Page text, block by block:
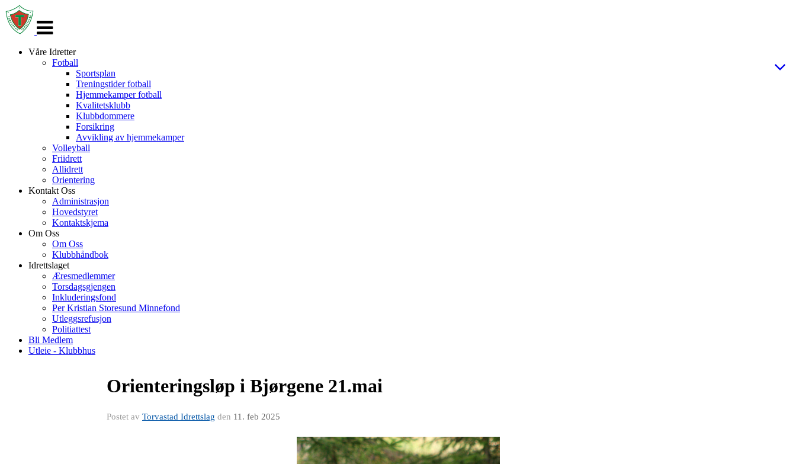
navigasjon
Våre Idretter
Fotball
Sportsplan
Treningstider fotball
Hjemmekamper fotball
Kvalitetsklubb
Klubbdommere
Forsikring
Avvikling av hjemmekamper
Volleyball
Friidrett
Allidrett
Orientering
Kontakt Oss
Administrasjon
Hovedstyret
Kontaktskjema
Om Oss
Om Oss
Klubbhåndbok
Idrettslaget
Æresmedlemmer
Torsdagsgjengen
Inkluderingsfond
Per Kristian Storesund Minnefond
Utleggsrefusjon
Politiattest
Bli Medlem
Utleie - Klubbhus
Orienteringsløp i Bjørgene 21.mai
Postet av Torvastad Idrettslag den 11. feb 2025